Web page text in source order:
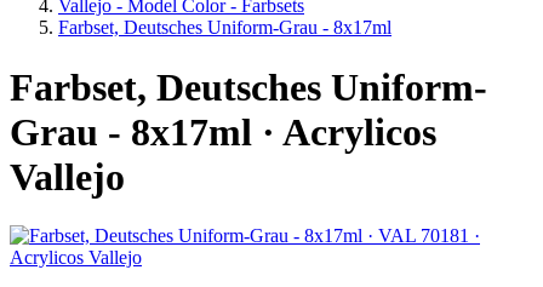
Vallejo - Model Color - Farbsets
Farbset, Deutsches Uniform-Grau - 8x17ml
Farbset, Deutsches Uniform-
Grau - 8x17ml · Acrylicos
Vallejo